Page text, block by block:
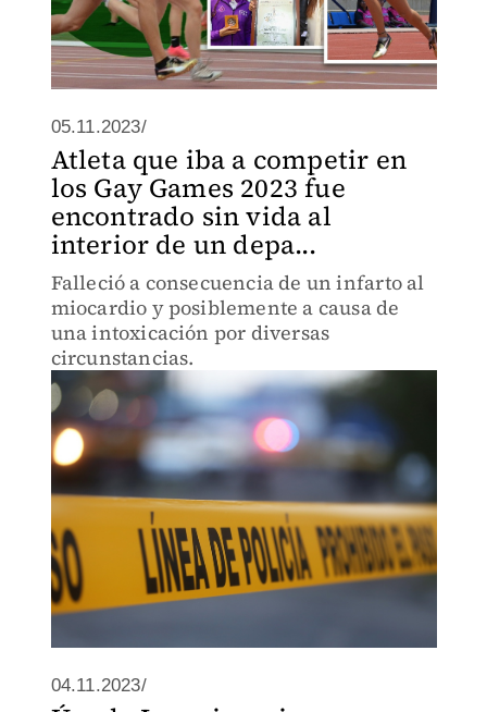
05.11.2023/
Atleta que iba a competir en
los Gay Games 2023 fue
encontrado sin vida al
interior de un depa...
Falleció a consecuencia de un infarto al
miocardio y posiblemente a causa de
una intoxicación por diversas
circunstancias.
04.11.2023/